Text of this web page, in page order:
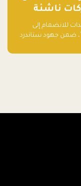
ناشئة
من برنامج
للانضمام إلى
ضمن جهود ستاندرد